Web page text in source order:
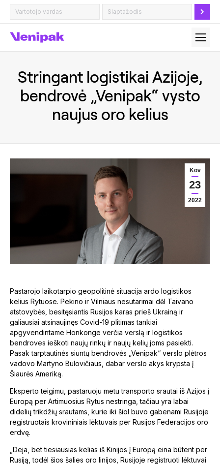
Stringant logistikai Azijoje,
bendrovė „Venipak“ vysto
naujus oro kelius
Kov
23
2022
Pastarojo laikotarpio geopolitinė situacija ardo logistikos
kelius Rytuose. Pekino ir Vilniaus nesutarimai dėl Taivano
atstovybės, besitęsiantis Rusijos karas prieš Ukrainą ir
galiausiai atsinaujinęs Covid-19 plitimas tankiai
apgyvendintame Honkonge verčia verslą ir logistikos
bendroves ieškoti naujų rinkų ir naujų kelių joms pasiekti.
Pasak tarptautinės siuntų bendrovės „Venipak“ verslo plėtros
vadovo Martyno Bulovičiaus, dabar verslo akys krypsta į
Šiaurės Ameriką.
Eksperto teigimu, pastaruoju metu transporto srautai iš Azijos į
Europą per Artimuosius Rytus nestringa, tačiau yra labai
didelių trikdžių srautams, kurie iki šiol buvo gabenami Rusijoje
registruotais krovininiais lėktuvais per Rusijos Federacijos oro
erdvę.
„Deja, bet tiesiausias kelias iš Kinijos į Europą eina būtent per
Rusiją, todėl šios šalies oro linijos, Rusijoje registruoti lėktuvai